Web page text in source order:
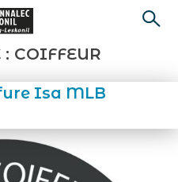
: COIFFEUR
Isa MLB